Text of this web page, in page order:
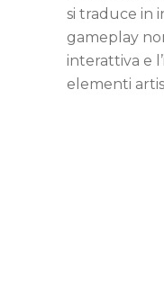
si traduce in
gameplay
interattiva e
elementi